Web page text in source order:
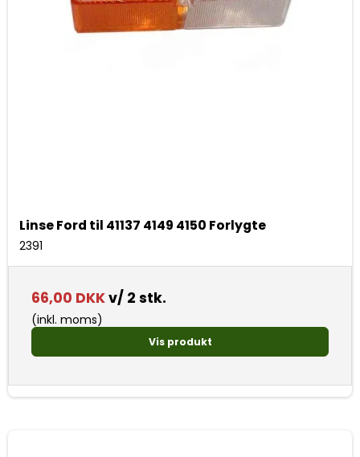
Linse Ford til 41137 4149 4150 Forlygte
2391
66,00 DKKv/ 2 stk.
(inkl. moms)
Vis produkt